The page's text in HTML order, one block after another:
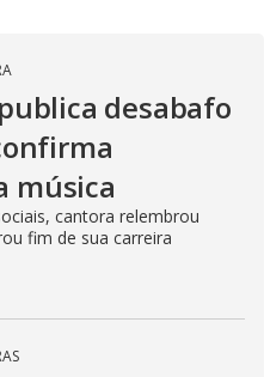
desabafo
música
cantora relembrou
fim de sua carreira